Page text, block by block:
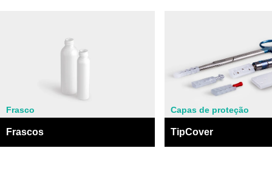
Frasco
Frascos
Capas de proteção
TipCover